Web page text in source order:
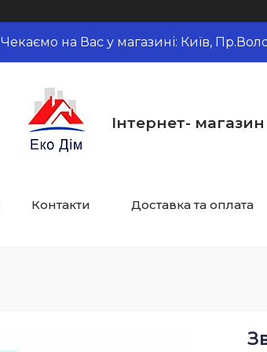
Чекаємо на Вас у магазині: Київ,
Інтернет-
Контакти Доставка та оплата